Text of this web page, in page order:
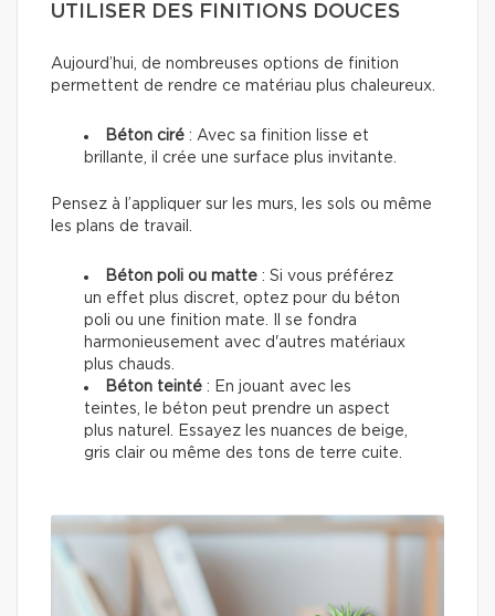
UTILISER DES FINITIONS DOUCES
Aujourd’hui, de nombreuses options de finition
permettent de rendre ce matériau plus chaleureux.
Béton ciré : Avec sa finition lisse et
brillante, il crée une surface plus invitante.
Pensez à l’appliquer sur les murs, les sols ou même
les plans de travail.
Béton poli ou matte : Si vous préférez
un effet plus discret, optez pour du béton
poli ou une finition mate. Il se fondra
harmonieusement avec d'autres matériaux
plus chauds.
Béton teinté : En jouant avec les
teintes, le béton peut prendre un aspect
plus naturel. Essayez les nuances de beige,
gris clair ou même des tons de terre cuite.